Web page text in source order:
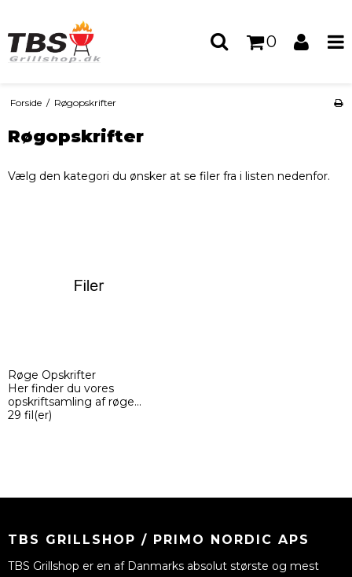
0
Forside / Røgopskrifter
Røgopskrifter
Vælg den kategori du ønsker at se filer fra i listen nedenfor.
Røge Opskrifter
Her finder du vores
opskriftsamling af røge...
29 fil(er)
TBS GRILLSHOP / PRIMO NORDIC APS
TBS Grillshop er en af Danmarks absolut største og mest